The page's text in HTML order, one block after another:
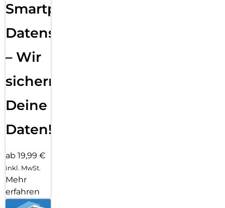
Smartphone
Datensicherung
– Wir
sichern
Deine
Daten!
ab 19,99 €
inkl. MwSt.
Mehr
erfahren